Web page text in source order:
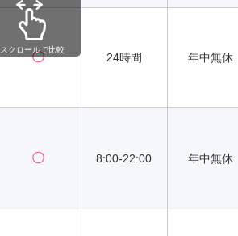
〇 24時間 年中無休
〇 8:00-22:00 年中無休
スクロールで比較